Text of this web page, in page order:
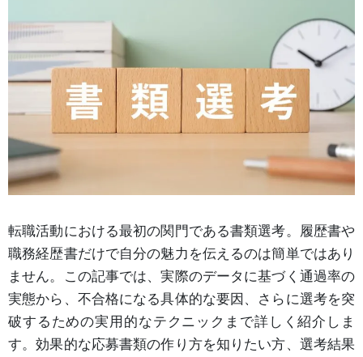
転職活動における最初の関門である書類選考。履歴書や
職務経歴書だけで自分の魅力を伝えるのは簡単ではあり
ません。この記事では、実際のデータに基づく通過率の
実態から、不合格になる具体的な要因、さらに選考を突
破するための実用的なテクニックまで詳しく紹介しま
す。効果的な応募書類の作り方を知りたい方、選考結果